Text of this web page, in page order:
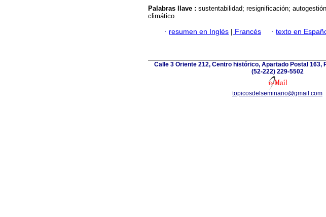
Palabras llave : sustentabilidad; resignificación;
climático.
· resumen en Inglés | Francés · texto en
Calle 3 Oriente 212, Centro histórico, Apartado Postal 163,
(52-222) 229-5502
topicosdelseminario@gmail.com